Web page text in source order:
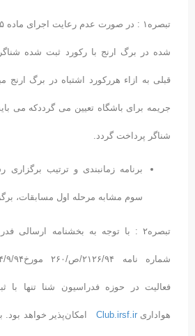
جریمه برای باشگاه تعیین می گرددکه می
شناگر پرداخت گردد.
برنامه زمانبندی و ترتیب برگزاری
سوم مشابه مرحله اول مسابقات،
تبصره۲ : با توجه به بخشنامه ارسالی
فعالیت در حوزه فدراسیون شنا تنها با
هواداری Club.irsf.irامکان‌پذیر خواهد بود.